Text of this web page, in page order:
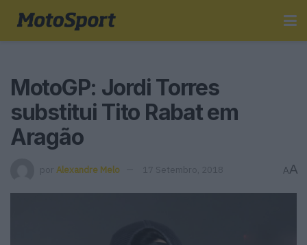
MotoGP: Jordi Torres
substitui Tito Rabat em
Aragão
por Alexandre Melo 17 Setembro, 2018 AA